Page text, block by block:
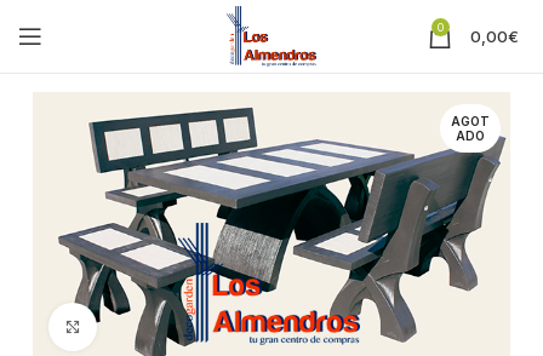
0 0,00€
AGOT
ADO
Clic para ampliar